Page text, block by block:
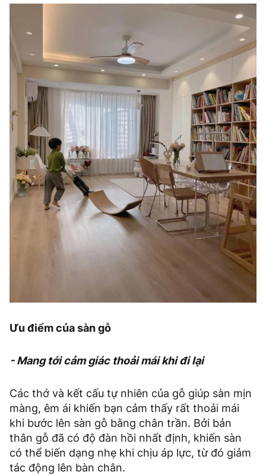
Ưu điểm của sàn gỗ
- Mang tới cảm giác thoải mái khi đi lại
Các thớ và kết cấu tự nhiên của gỗ giúp sàn mịn
màng, êm ái khiến bạn cảm thấy rất thoải mái
khi bước lên sàn gỗ bằng chân trần. Bởi bản
thân gỗ đã có độ đàn hồi nhất định, khiến sàn
có thể biến dạng nhẹ khi chịu áp lực, từ đó giảm
tác động lên bàn chân.